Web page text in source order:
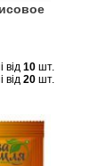
від 10 шт.
від 20 шт.